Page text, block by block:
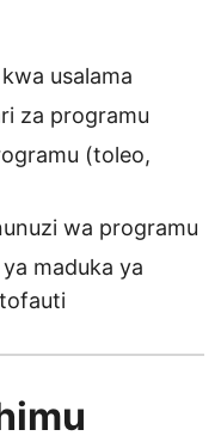
usalama
za programu
(toleo,
wa programu
maduka ya